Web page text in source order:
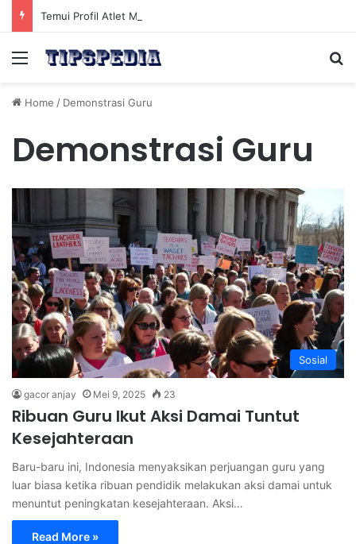
Menu
Home / Demonstrasi Guru
Demonstrasi Guru
Sosial
gacor anjay Mei 9, 2025 23
Ribuan Guru Ikut Aksi Damai Tuntut
Kesejahteraan
Baru-baru ini, Indonesia menyaksikan perjuangan guru yang
luar biasa ketika ribuan pendidik melakukan aksi damai untuk
menuntut peningkatan kesejahteraan. Aksi…
Read More »